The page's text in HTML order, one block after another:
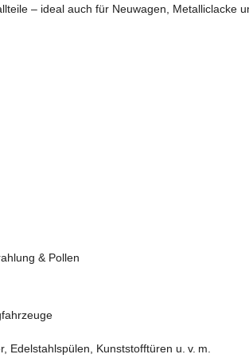
– ideal auch für Neuwagen, Metalliclacke
& Pollen
Edelstahlspülen, Kunststofftüren u. v. m.